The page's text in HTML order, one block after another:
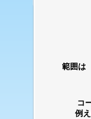
範囲は
コ
例